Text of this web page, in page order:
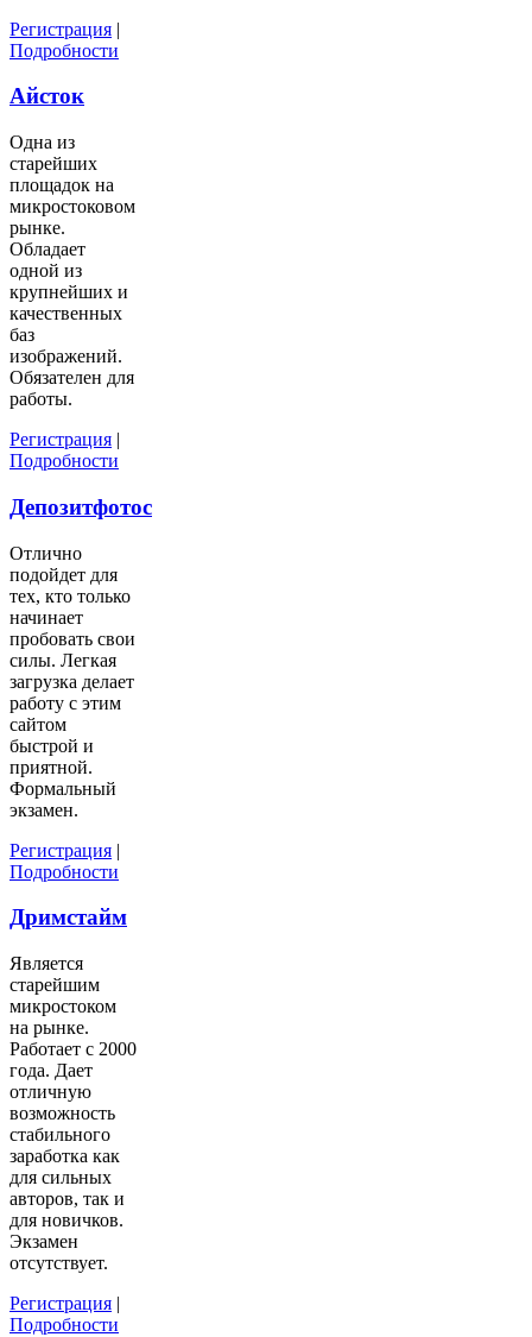
Регистрация |
Подробности
Айсток
Одна из
старейших
площадок на
микростоковом
рынке.
Обладает
одной из
крупнейших и
качественных
баз
изображений.
Обязателен для
работы.
Регистрация |
Подробности
Депозитфотос
Отлично
подойдет для
тех, кто только
начинает
пробовать свои
силы. Легкая
загрузка делает
работу с этим
сайтом
быстрой и
приятной.
Формальный
экзамен.
Регистрация |
Подробности
Дримстайм
Является
старейшим
микростоком
на рынке.
Работает с 2000
года. Дает
отличную
возможность
стабильного
заработка как
для сильных
авторов, так и
для новичков.
Экзамен
отсутствует.
Регистрация |
Подробности